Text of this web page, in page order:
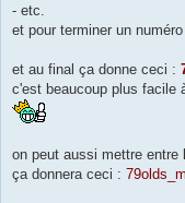
- etc.
et pour terminer un
et au final ça donne ceci :
c'est beaucoup plus facile
on peut aussi mettre
ça donnera ceci :